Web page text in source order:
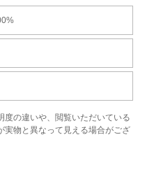
の違いや、閲覧いただいている
実物と異なって見える場合がござ